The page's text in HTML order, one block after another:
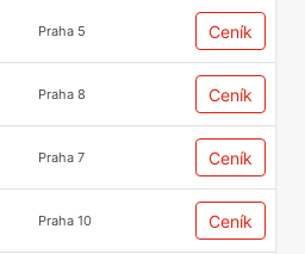
Praha 5 Ceník
Praha 8 Ceník
Praha 7 Ceník
Praha 10 Ceník